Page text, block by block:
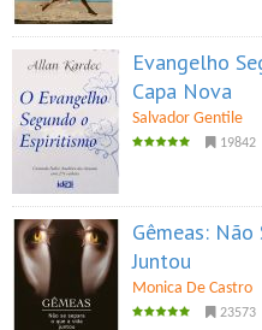
Evangelho
Capa Nova
Salvador Gentile
19842
Gêmeas: Não
Juntou
Monica De Castro
23573